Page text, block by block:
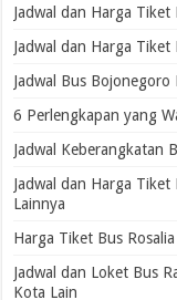
Jadwal dan Harga
Jadwal dan Harga
Jadwal Bus Bojonegoro
6 Perlengkapan yang
Jadwal Keberangkatan
Jadwal dan Harga
Lainnya
Harga Tiket Bus
Jadwal dan Loket Bus
Kota Lain